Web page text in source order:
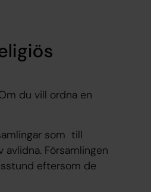
du vill ordna en
som till
Församlingen
eftersom de